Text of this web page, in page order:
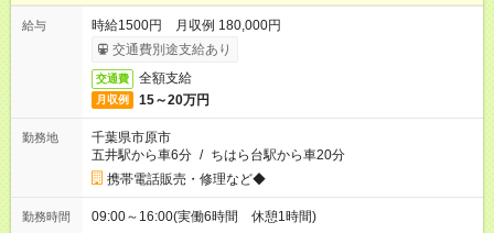
給与
時給1500円 月収例 180,000円
交通費別途支給あり
交通費 全額支給
月収例 15～20万円
勤務地
千葉県市原市
五井駅から車6分 / ちはら台駅から車20分
携帯電話販売・修理など◆
勤務時間 09:00～16:00(実働6時間 休憩1時間)